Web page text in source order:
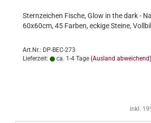
Sternzeichen Fische, Glow in the dark -
60x60cm, 45 Farben, eckige Steine,
Art.Nr.: DP-BEC-273
Lieferzeit:
ca. 1-4 Tage (Ausland abweichend)
inkl.